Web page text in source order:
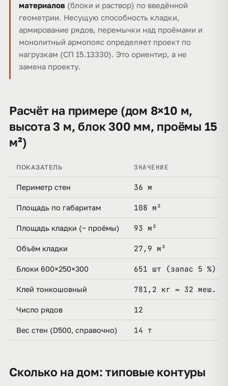
материалов (блоки и раствор) по введённой
геометрии. Несущую способность кладки,
армирование рядов, перемычки над проёмами и
монолитный армопояс определяет проект по
нагрузкам (СП 15.13330). Это ориентир, а не
замена проекту.
Расчёт на примере (дом 8×10 м,
высота 3 м, блок 300 мм, проёмы 15
м²)
ПОКАЗАТЕЛЬ ЗНАЧЕНИЕ
Периметр стен 36 м
Площадь по габаритам 108 м²
Площадь кладки (− проёмы) 93 м²
Объём кладки 27,9 м³
Блоки 600×250×300 651 шт (запас 5 %)
Клей тонкошовный 781,2 кг ≈ 32 меш.
Число рядов 12
Вес стен (D500, справочно) 14 т
Сколько на дом: типовые контуры